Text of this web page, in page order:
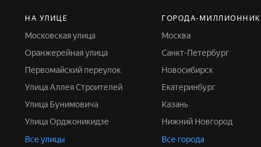
НА УЛИЦЕ
Московская улица
Оранжерейная улица
Первомайский переулок
Улица Аллея Строителей
Улица Бунимовича
Улица Орджоникидзе
Все улицы
ГОРОДА-
Москва
Санкт-Петербург
Новосибирск
Екатеринбург
Казань
Нижний Новгород
Все города